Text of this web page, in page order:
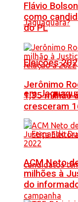
Eleições
em
Flávio
como
do PL
Jerônimo
1,35 milhão
cresceram
ACM Neto
milhões à
do